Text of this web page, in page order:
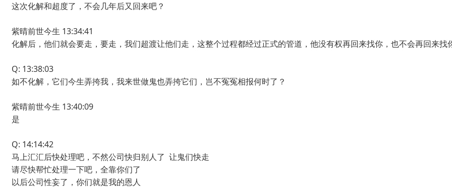
这次化解和超度了，不会几年后又回来吧？
紫晴前世今生 13:34:41
化解后，他们就会要走，要走，我们超渡让他们走，这整个过程都经过正式的管道，他没有权再回来找你，也不会再回来找
Q: 13:38:03
如不化解，它们今生弄挎我，我来世做鬼也弄挎它们，岂不冤冤相报何时了？
紫晴前世今生 13:40:09
是
Q: 14:14:42
马上汇汇后快处理吧，不然公司快归别人了 让鬼们快走
请尽快帮忙处理一下吧，全靠你们了
以后公司性妄了，你们就是我的恩人